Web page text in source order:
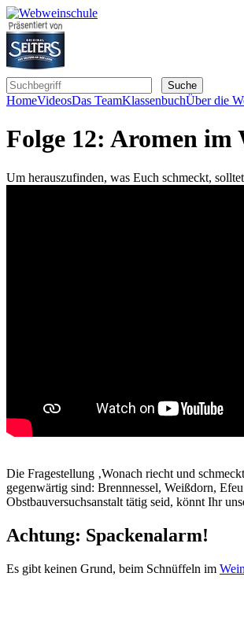
HomeVideosDas TeamKlassenbuchÜber die
Folge 12: Aromen im
Um herauszufinden, was Euch schmeckt,
Die Fragestellung ‚Wonach riecht und
gegenwärtig sind: Brennnessel, Weißdorn,
Obstbauversuchsanstalt tätig seid, könnt Ihr
Achtung: Spackenalarm!
Es gibt keinen Grund, beim Schnüffeln im